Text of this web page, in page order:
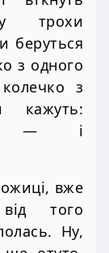
трохи
беруться
з одного
з
кажуть:
— і
вже
того
Ну,